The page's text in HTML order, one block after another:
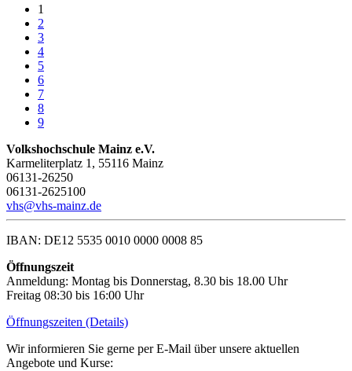
1
2
3
4
5
6
7
8
9
Volkshochschule Mainz e.V.
Karmeliterplatz 1, 55116 Mainz
06131-26250
06131-2625100
vhs@vhs-mainz.de
IBAN: DE12 5535 0010 0000 0008 85
Öffnungszeit
Anmeldung: Montag bis Donnerstag, 8.30 bis 18.00 Uhr
Freitag 08:30 bis 16:00 Uhr
Öffnungszeiten (Details)
Wir informieren Sie gerne per E-Mail über unsere aktuellen
Angebote und Kurse: